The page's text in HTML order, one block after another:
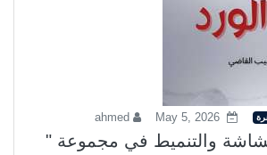
May 5, 2026
ahmed
والتنميط في مجموعة "